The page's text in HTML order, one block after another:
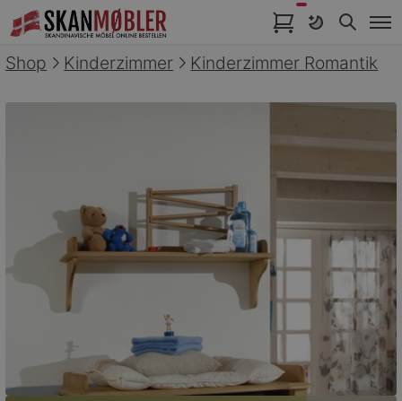
Artikel im Warenkorb
Shop Kinderzimmer Kinderzimmer Romantik